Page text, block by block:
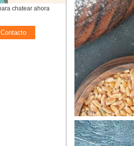
chatear ahora